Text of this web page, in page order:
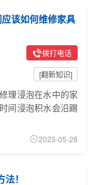
该如何维修家具
拨打电话
[翻新知识]
理浸泡在水中的家
间浸泡积水会沿踢
2023-05-28
！